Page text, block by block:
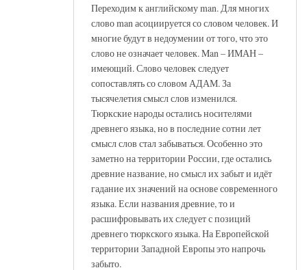
Переходим к английскому man. Для многих
слово man асоциируется со словом человек. И
многие будут в недоумении от того, что это
слово не означает человек. Man – ИМАН –
имеющий. Слово человек следует
сопоставлять со словом АДАМ. За
тысячелетия смысл слов изменился.
Тюркские народы остались носителями
древнего языка, но в последние сотни лет
смысл слов стал забываться. Особенно это
заметно на территории России, где остались
древние название, но смысл их забыт и идёт
гадание их значений на основе современного
языка. Если названия древние, то и
расшифровывать их следует с позиций
древнего тюркского языка. На Европейской
территории Западной Европы это напрочь
забыто.